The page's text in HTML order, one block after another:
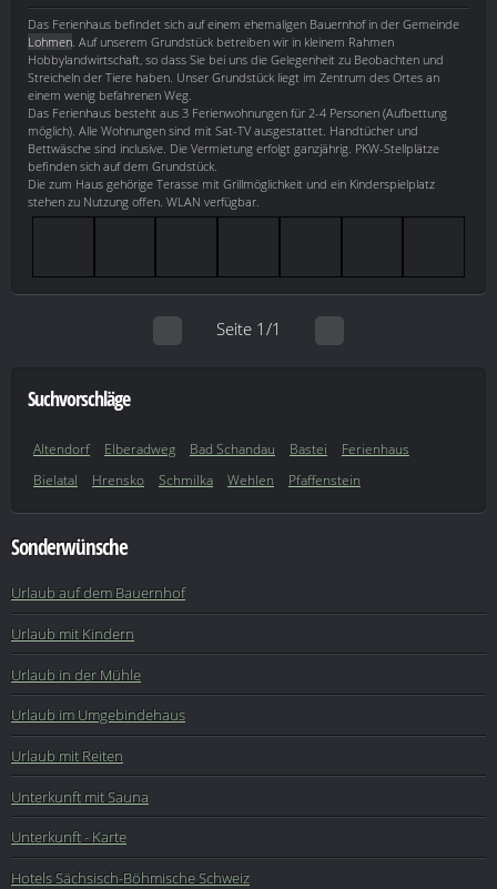
Das Ferienhaus befindet sich auf einem ehemaligen Bauernhof in der Gemeinde
Lohmen . Auf unserem Grundstück betreiben wir in kleinem Rahmen
Hobbylandwirtschaft, so dass Sie bei uns die Gelegenheit zu Beobachten und
Streicheln der Tiere haben. Unser Grundstück liegt im Zentrum des Ortes an
einem wenig befahrenen Weg.
Das Ferienhaus besteht aus 3 Ferienwohnungen für 2-4 Personen (Aufbettung
möglich). Alle Wohnungen sind mit Sat-TV ausgestattet. Handtücher und
Bettwäsche sind inclusive. Die Vermietung erfolgt ganzjährig. PKW-Stellplätze
befinden sich auf dem Grundstück.
Die zum Haus gehörige Terasse mit Grillmöglichkeit und ein Kinderspielplatz
stehen zu Nutzung offen. WLAN verfügbar.
Seite 1/1
Suchvorschläge
Altendorf Elberadweg Bad Schandau Bastei
Ferienhaus
Bielatal
Hrensko Schmilka Wehlen Pfaffenstein
Sonderwünsche
Urlaub auf dem Bauernhof
Urlaub mit Kindern
Urlaub in der Mühle
Urlaub im Umgebindehaus
Urlaub mit Reiten
Unterkunft mit Sauna
Unterkunft - Karte
Hotels Sächsisch-Böhmische Schweiz